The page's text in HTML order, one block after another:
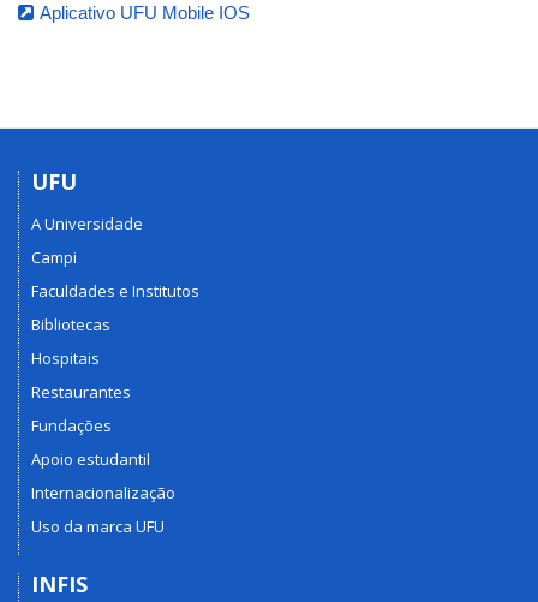
Aplicativo UFU Mobile IOS
UFU
A Universidade
Campi
Faculdades e Institutos
Bibliotecas
Hospitais
Restaurantes
Fundações
Apoio estudantil
Internacionalização
Uso da marca UFU
INFIS